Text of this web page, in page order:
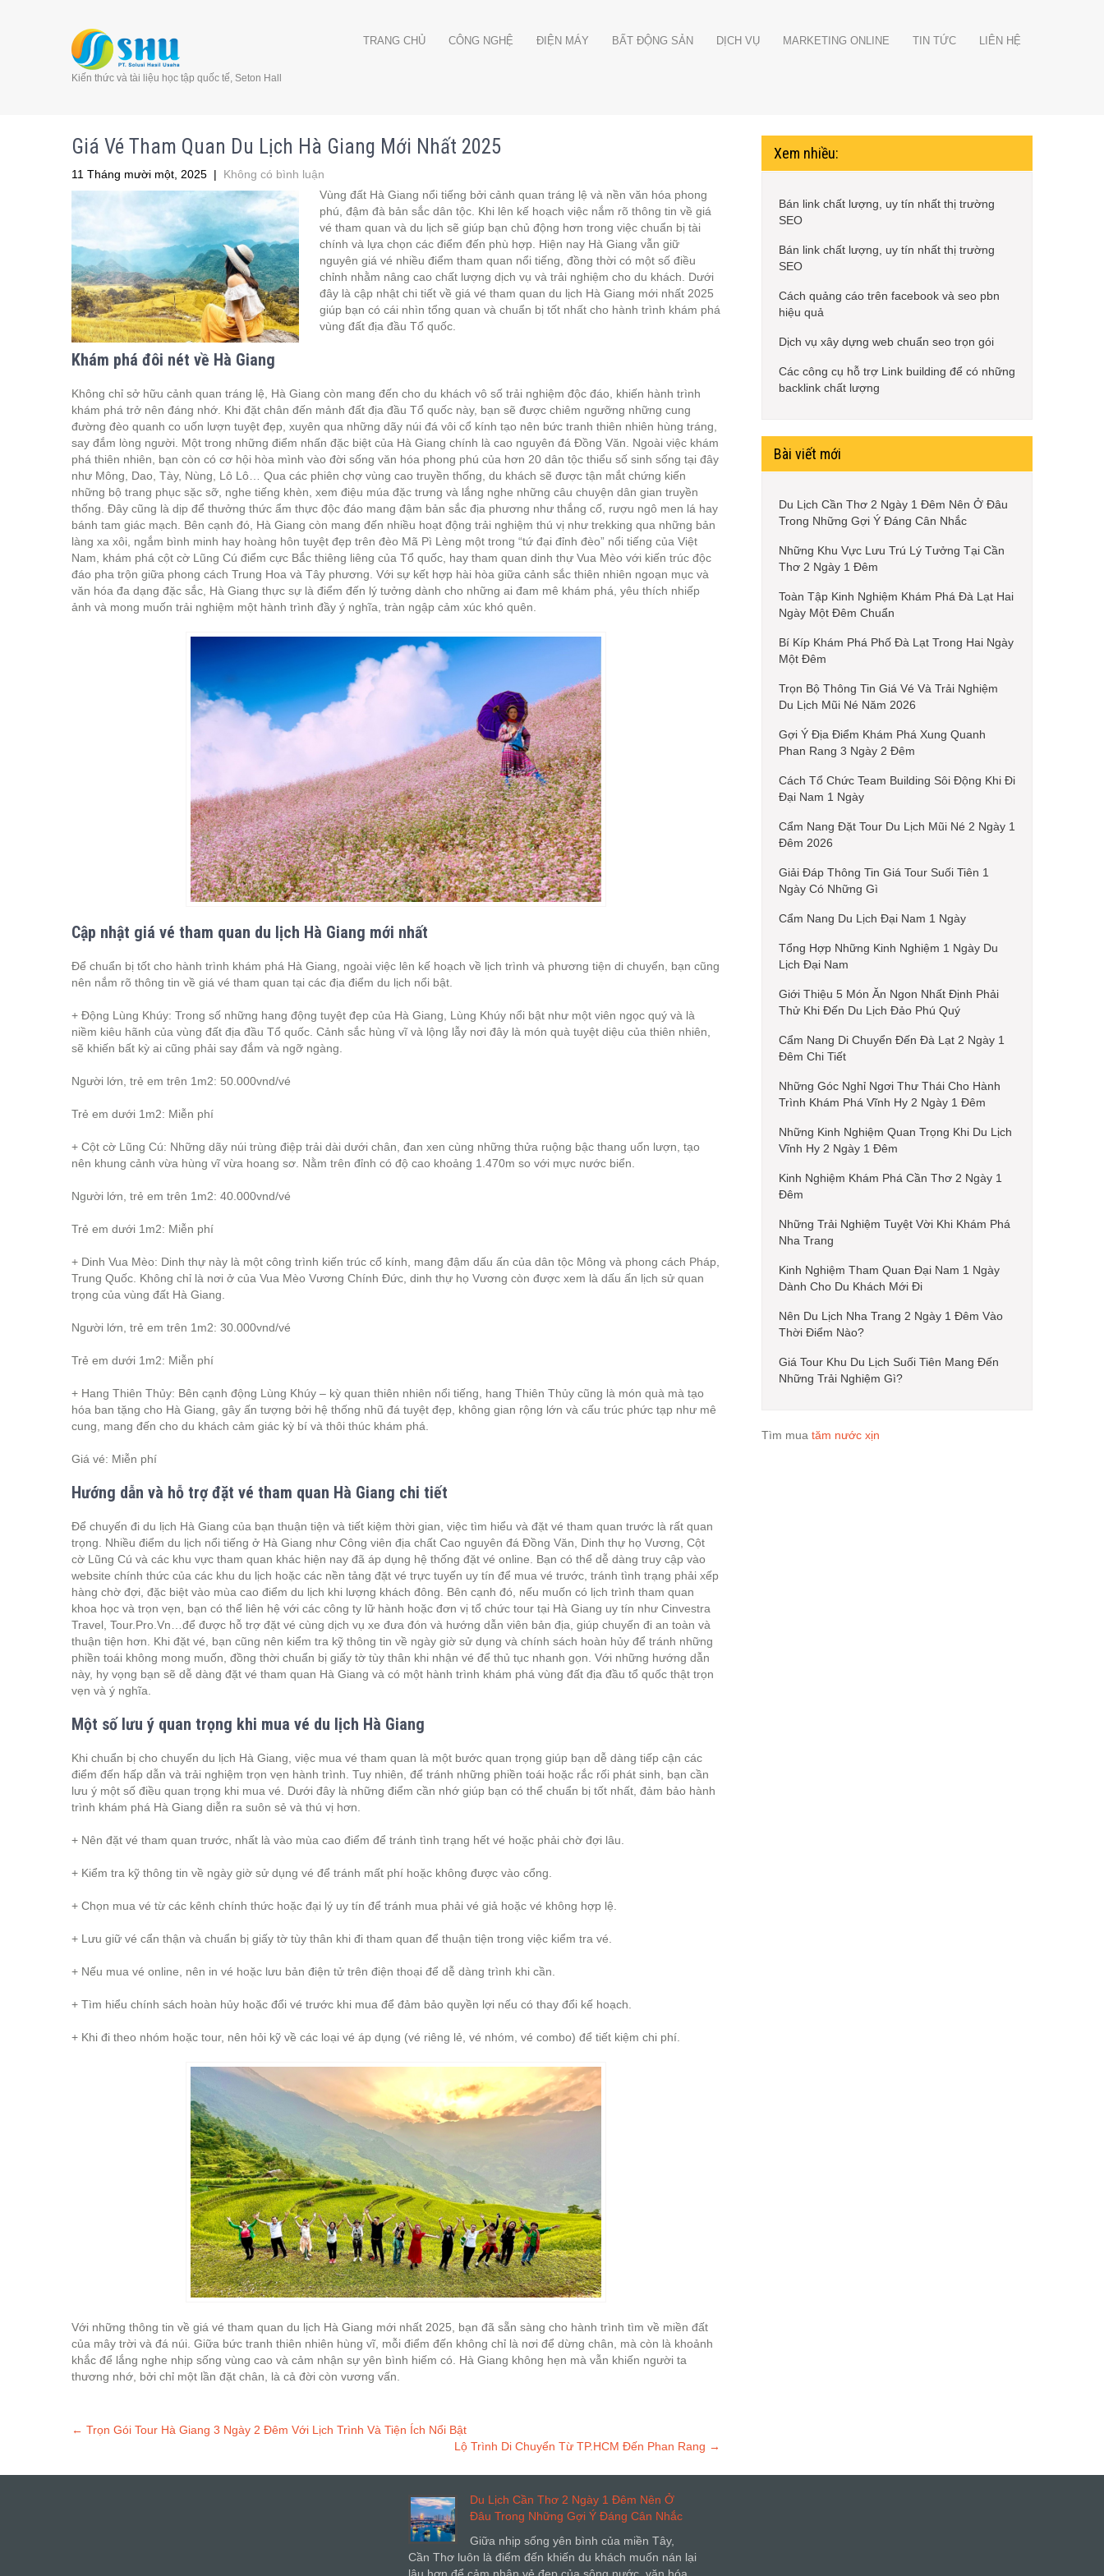
Kiến thức và tài liệu học tập quốc tế, Seton Hall
TRANG CHỦ CÔNG NGHỆ ĐIỆN MÁY BẤT ĐỘNG SẢN DỊCH VỤ MARKETING ONLINE TIN TỨC LIÊN HỆ
Giá Vé Tham Quan Du Lịch Hà Giang Mới Nhất 2025
11 Tháng mười một, 2025 | Không có bình luận
Vùng đất Hà Giang nổi tiếng bởi cảnh quan tráng lệ và nền văn hóa phong
phú, đậm đà bản sắc dân tộc. Khi lên kế hoạch việc nắm rõ thông tin về giá
vé tham quan và du lịch sẽ giúp bạn chủ động hơn trong việc chuẩn bị tài
chính và lựa chọn các điểm đến phù hợp. Hiện nay Hà Giang vẫn giữ
nguyên giá vé nhiều điểm tham quan nổi tiếng, đồng thời có một số điều
chỉnh nhằm nâng cao chất lượng dịch vụ và trải nghiệm cho du khách. Dưới
đây là cập nhật chi tiết về giá vé tham quan du lịch Hà Giang mới nhất 2025
giúp bạn có cái nhìn tổng quan và chuẩn bị tốt nhất cho hành trình khám phá
vùng đất địa đầu Tổ quốc.
Khám phá đôi nét về Hà Giang
Không chỉ sở hữu cảnh quan tráng lệ, Hà Giang còn mang đến cho du khách vô số trải nghiệm độc đáo, khiến hành trình
khám phá trở nên đáng nhớ. Khi đặt chân đến mảnh đất địa đầu Tổ quốc này, bạn sẽ được chiêm ngưỡng những cung
đường đèo quanh co uốn lượn tuyệt đẹp, xuyên qua những dãy núi đá vôi cổ kính tạo nên bức tranh thiên nhiên hùng tráng,
say đắm lòng người. Một trong những điểm nhấn đặc biệt của Hà Giang chính là cao nguyên đá Đồng Văn. Ngoài việc khám
phá thiên nhiên, bạn còn có cơ hội hòa mình vào đời sống văn hóa phong phú của hơn 20 dân tộc thiểu số sinh sống tại đây
như Mông, Dao, Tày, Nùng, Lô Lô… Qua các phiên chợ vùng cao truyền thống, du khách sẽ được tận mắt chứng kiến
những bộ trang phục sặc sỡ, nghe tiếng khèn, xem điệu múa đặc trưng và lắng nghe những câu chuyện dân gian truyền
thống. Đây cũng là dịp để thưởng thức ẩm thực độc đáo mang đậm bản sắc địa phương như thắng cố, rượu ngô men lá hay
bánh tam giác mạch. Bên cạnh đó, Hà Giang còn mang đến nhiều hoạt động trải nghiệm thú vị như trekking qua những bản
làng xa xôi, ngắm bình minh hay hoàng hôn tuyệt đẹp trên đèo Mã Pì Lèng một trong “tứ đại đỉnh đèo” nổi tiếng của Việt
Nam, khám phá cột cờ Lũng Cú điểm cực Bắc thiêng liêng của Tổ quốc, hay tham quan dinh thự Vua Mèo với kiến trúc độc
đáo pha trộn giữa phong cách Trung Hoa và Tây phương. Với sự kết hợp hài hòa giữa cảnh sắc thiên nhiên ngoạn mục và
văn hóa đa dạng đặc sắc, Hà Giang thực sự là điểm đến lý tưởng dành cho những ai đam mê khám phá, yêu thích nhiếp
ảnh và mong muốn trải nghiệm một hành trình đầy ý nghĩa, tràn ngập cảm xúc khó quên.
Cập nhật giá vé tham quan du lịch Hà Giang mới nhất
Để chuẩn bị tốt cho hành trình khám phá Hà Giang, ngoài việc lên kế hoạch về lịch trình và phương tiện di chuyển, bạn cũng
nên nắm rõ thông tin về giá vé tham quan tại các địa điểm du lịch nổi bật.
+ Động Lùng Khúy: Trong số những hang động tuyệt đẹp của Hà Giang, Lùng Khúy nổi bật như một viên ngọc quý và là
niềm kiêu hãnh của vùng đất địa đầu Tổ quốc. Cảnh sắc hùng vĩ và lộng lẫy nơi đây là món quà tuyệt diệu của thiên nhiên,
sẽ khiến bất kỳ ai cũng phải say đắm và ngỡ ngàng.
Người lớn, trẻ em trên 1m2: 50.000vnd/vé
Trẻ em dưới 1m2: Miễn phí
+ Cột cờ Lũng Cú: Những dãy núi trùng điệp trải dài dưới chân, đan xen cùng những thửa ruộng bậc thang uốn lượn, tạo
nên khung cảnh vừa hùng vĩ vừa hoang sơ. Nằm trên đỉnh có độ cao khoảng 1.470m so với mực nước biển.
Người lớn, trẻ em trên 1m2: 40.000vnd/vé
Trẻ em dưới 1m2: Miễn phí
+ Dinh Vua Mèo: Dinh thự này là một công trình kiến trúc cổ kính, mang đậm dấu ấn của dân tộc Mông và phong cách Pháp,
Trung Quốc. Không chỉ là nơi ở của Vua Mèo Vương Chính Đức, dinh thự họ Vương còn được xem là dấu ấn lịch sử quan
trọng của vùng đất Hà Giang.
Người lớn, trẻ em trên 1m2: 30.000vnd/vé
Trẻ em dưới 1m2: Miễn phí
+ Hang Thiên Thủy: Bên cạnh động Lùng Khúy – kỳ quan thiên nhiên nổi tiếng, hang Thiên Thủy cũng là món quà mà tạo
hóa ban tặng cho Hà Giang, gây ấn tượng bởi hệ thống nhũ đá tuyệt đẹp, không gian rộng lớn và cấu trúc phức tạp như mê
cung, mang đến cho du khách cảm giác kỳ bí và thôi thúc khám phá.
Giá vé: Miễn phí
Hướng dẫn và hỗ trợ đặt vé tham quan Hà Giang chi tiết
Để chuyến đi du lịch Hà Giang của bạn thuận tiện và tiết kiệm thời gian, việc tìm hiểu và đặt vé tham quan trước là rất quan
trọng. Nhiều điểm du lịch nổi tiếng ở Hà Giang như Công viên địa chất Cao nguyên đá Đồng Văn, Dinh thự họ Vương, Cột
cờ Lũng Cú và các khu vực tham quan khác hiện nay đã áp dụng hệ thống đặt vé online. Bạn có thể dễ dàng truy cập vào
website chính thức của các khu du lịch hoặc các nền tảng đặt vé trực tuyến uy tín để mua vé trước, tránh tình trạng phải xếp
hàng chờ đợi, đặc biệt vào mùa cao điểm du lịch khi lượng khách đông. Bên cạnh đó, nếu muốn có lịch trình tham quan
khoa học và trọn vẹn, bạn có thể liên hệ với các công ty lữ hành hoặc đơn vị tổ chức tour tại Hà Giang uy tín như Cinvestra
Travel, Tour.Pro.Vn…để được hỗ trợ đặt vé cùng dịch vụ xe đưa đón và hướng dẫn viên bản địa, giúp chuyến đi an toàn và
thuận tiện hơn. Khi đặt vé, bạn cũng nên kiểm tra kỹ thông tin về ngày giờ sử dụng và chính sách hoàn hủy để tránh những
phiền toái không mong muốn, đồng thời chuẩn bị giấy tờ tùy thân khi nhận vé để thủ tục nhanh gọn. Với những hướng dẫn
này, hy vọng bạn sẽ dễ dàng đặt vé tham quan Hà Giang và có một hành trình khám phá vùng đất địa đầu tổ quốc thật trọn
vẹn và ý nghĩa.
Một số lưu ý quan trọng khi mua vé du lịch Hà Giang
Khi chuẩn bị cho chuyến du lịch Hà Giang, việc mua vé tham quan là một bước quan trọng giúp bạn dễ dàng tiếp cận các
điểm đến hấp dẫn và trải nghiệm trọn vẹn hành trình. Tuy nhiên, để tránh những phiền toái hoặc rắc rối phát sinh, bạn cần
lưu ý một số điều quan trọng khi mua vé. Dưới đây là những điểm cần nhớ giúp bạn có thể chuẩn bị tốt nhất, đảm bảo hành
trình khám phá Hà Giang diễn ra suôn sẻ và thú vị hơn.
+ Nên đặt vé tham quan trước, nhất là vào mùa cao điểm để tránh tình trạng hết vé hoặc phải chờ đợi lâu.
+ Kiểm tra kỹ thông tin về ngày giờ sử dụng vé để tránh mất phí hoặc không được vào cổng.
+ Chọn mua vé từ các kênh chính thức hoặc đại lý uy tín để tránh mua phải vé giả hoặc vé không hợp lệ.
+ Lưu giữ vé cẩn thận và chuẩn bị giấy tờ tùy thân khi đi tham quan để thuận tiện trong việc kiểm tra vé.
+ Nếu mua vé online, nên in vé hoặc lưu bản điện tử trên điện thoại để dễ dàng trình khi cần.
+ Tìm hiểu chính sách hoàn hủy hoặc đổi vé trước khi mua để đảm bảo quyền lợi nếu có thay đổi kế hoạch.
+ Khi đi theo nhóm hoặc tour, nên hỏi kỹ về các loại vé áp dụng (vé riêng lẻ, vé nhóm, vé combo) để tiết kiệm chi phí.
Với những thông tin về giá vé tham quan du lịch Hà Giang mới nhất 2025, bạn đã sẵn sàng cho hành trình tìm về miền đất
của mây trời và đá núi. Giữa bức tranh thiên nhiên hùng vĩ, mỗi điểm đến không chỉ là nơi để dừng chân, mà còn là khoảnh
khắc để lắng nghe nhịp sống vùng cao và cảm nhận sự yên bình hiếm có. Hà Giang không hẹn mà vẫn khiến người ta
thương nhớ, bởi chỉ một lần đặt chân, là cả đời còn vương vấn.
Post
← Trọn Gói Tour Hà Giang 3 Ngày 2 Đêm Với Lịch Trình Và Tiện Ích Nổi Bật
Lộ Trình Di Chuyển Từ TP.HCM Đến Phan Rang →
Xem nhiều:
Bán link chất lượng, uy tín nhất thị trường
SEO
Bán link chất lượng, uy tín nhất thị trường
SEO
Cách quảng cáo trên facebook và seo pbn
hiệu quả
Dịch vụ xây dựng web chuẩn seo trọn gói
Các công cụ hỗ trợ Link building để có những
backlink chất lượng
Bài viết mới
Du Lịch Cần Thơ 2 Ngày 1 Đêm Nên Ở Đâu
Trong Những Gợi Ý Đáng Cân Nhắc
Những Khu Vực Lưu Trú Lý Tưởng Tại Cần
Thơ 2 Ngày 1 Đêm
Toàn Tập Kinh Nghiệm Khám Phá Đà Lạt Hai
Ngày Một Đêm Chuẩn
Bí Kíp Khám Phá Phố Đà Lạt Trong Hai Ngày
Một Đêm
Trọn Bộ Thông Tin Giá Vé Và Trải Nghiệm
Du Lịch Mũi Né Năm 2026
Gợi Ý Địa Điểm Khám Phá Xung Quanh
Phan Rang 3 Ngày 2 Đêm
Cách Tổ Chức Team Building Sôi Động Khi Đi
Đại Nam 1 Ngày
Cẩm Nang Đặt Tour Du Lịch Mũi Né 2 Ngày 1
Đêm 2026
Giải Đáp Thông Tin Giá Tour Suối Tiên 1
Ngày Có Những Gì
Cẩm Nang Du Lịch Đại Nam 1 Ngày
Tổng Hợp Những Kinh Nghiệm 1 Ngày Du
Lịch Đại Nam
Giới Thiệu 5 Món Ăn Ngon Nhất Định Phải
Thử Khi Đến Du Lịch Đảo Phú Quý
Cẩm Nang Di Chuyển Đến Đà Lạt 2 Ngày 1
Đêm Chi Tiết
Những Góc Nghỉ Ngơi Thư Thái Cho Hành
Trình Khám Phá Vĩnh Hy 2 Ngày 1 Đêm
Những Kinh Nghiệm Quan Trọng Khi Du Lịch
Vĩnh Hy 2 Ngày 1 Đêm
Kinh Nghiệm Khám Phá Cần Thơ 2 Ngày 1
Đêm
Những Trải Nghiệm Tuyệt Vời Khi Khám Phá
Nha Trang
Kinh Nghiệm Tham Quan Đại Nam 1 Ngày
Dành Cho Du Khách Mới Đi
Nên Du Lịch Nha Trang 2 Ngày 1 Đêm Vào
Thời Điểm Nào?
Giá Tour Khu Du Lịch Suối Tiên Mang Đến
Những Trải Nghiệm Gì?
Tìm mua tăm nước xịn
Du Lịch Cần Thơ 2 Ngày 1 Đêm Nên Ở
Đâu Trong Những Gợi Ý Đáng Cân Nhắc
Giữa nhịp sống yên bình của miền Tây,
Cần Thơ luôn là điểm đến khiến du khách muốn nán lại